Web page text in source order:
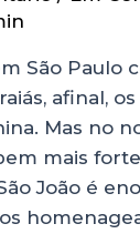
São Paulo
afinal,
Mas no
mais
João é